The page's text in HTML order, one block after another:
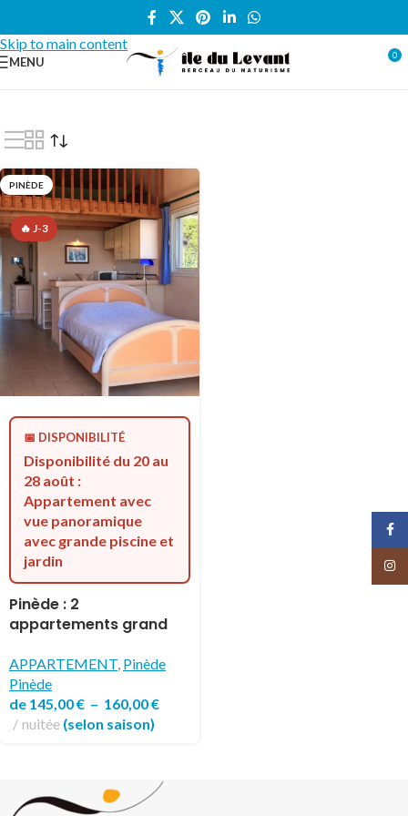
Skip to main content
MENU 0
Accueil Locations vacances APPARTEMENT/
🔥 J-3
PINÈDE
📅 DISPONIBILITÉ
Disponibilité du 20 au
28 août :
Appartement avec
vue panoramique
avec grande piscine et
jardin
Pinède : 2
appartements grand
APPARTEMENT, Pinède
Pinède
de 145,00€ – 160,00€
nuitée (selon saison)